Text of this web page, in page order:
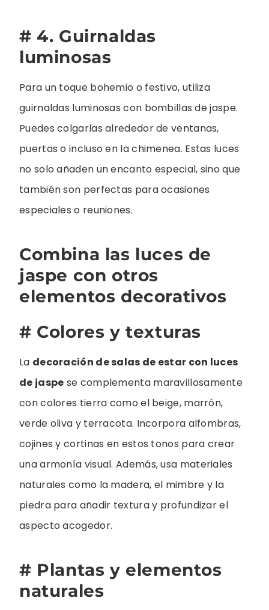
# 4. Guirnaldas
luminosas
Para un toque bohemio o festivo, utiliza
guirnaldas luminosas con bombillas de jaspe.
Puedes colgarlas alrededor de ventanas,
puertas o incluso en la chimenea. Estas luces
no solo añaden un encanto especial, sino que
también son perfectas para ocasiones
especiales o reuniones.
Combina las luces de
jaspe con otros
elementos decorativos
# Colores y texturas
La decoración de salas de estar con luces
de jaspe se complementa maravillosamente
con colores tierra como el beige, marrón,
verde oliva y terracota. Incorpora alfombras,
cojines y cortinas en estos tonos para crear
una armonía visual. Además, usa materiales
naturales como la madera, el mimbre y la
piedra para añadir textura y profundizar el
aspecto acogedor.
# Plantas y elementos
naturales